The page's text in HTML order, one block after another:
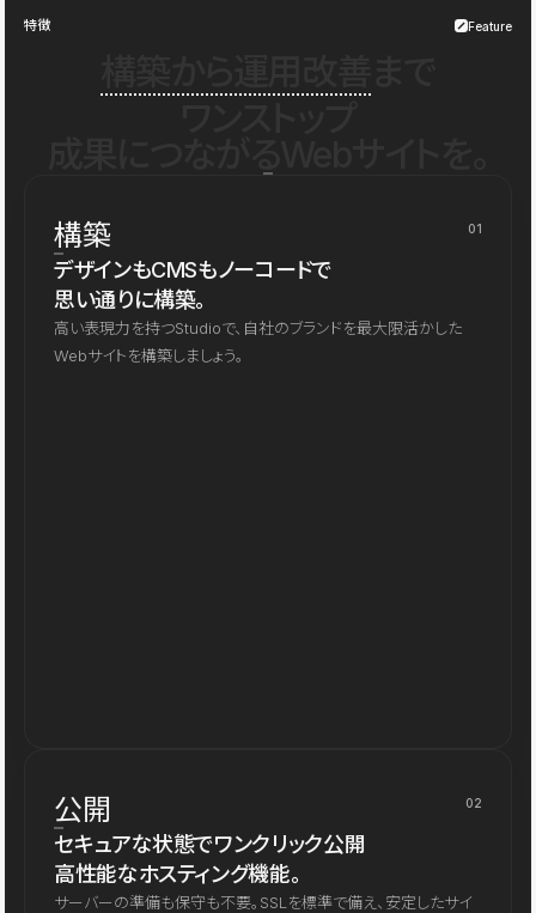
特徴 Feature
構築 01
デザインもCMSもノーコードで
思い通りに構築。
高い表現力を持つStudioで、自社のブランドを最大限活かした
Webサイトを構築しましょう。
公開 02
セキュアな状態でワンクリック公開
高性能なホスティング機能。
サーバーの準備も保守も不要。SSLを標準で備え、安定したサイ